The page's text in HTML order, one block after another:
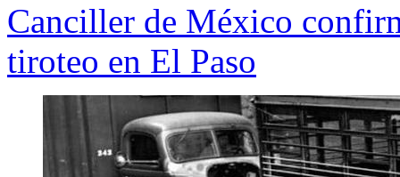
Canciller de México
tiroteo en El Paso